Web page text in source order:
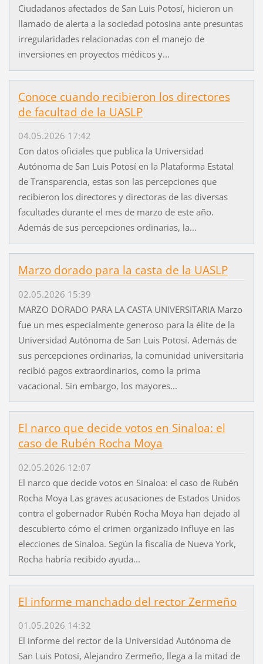
Ciudadanos afectados de San Luis Potosí, hicieron un
llamado de alerta a la sociedad potosina ante presuntas
irregularidades relacionadas con el manejo de
inversiones en proyectos médicos y...
Conoce cuando recibieron los directores
de facultad de la UASLP
04.05.2026 17:42
Con datos oficiales que publica la Universidad
Autónoma de San Luis Potosí en la Plataforma Estatal
de Transparencia, estas son las percepciones que
recibieron los directores y directoras de las diversas
facultades durante el mes de marzo de este año.
Además de sus percepciones ordinarias, la...
Marzo dorado para la casta de la UASLP
02.05.2026 15:39
MARZO DORADO PARA LA CASTA UNIVERSITARIA Marzo
fue un mes especialmente generoso para la élite de la
Universidad Autónoma de San Luis Potosí. Además de
sus percepciones ordinarias, la comunidad universitaria
recibió pagos extraordinarios, como la prima
vacacional. Sin embargo, los mayores...
El narco que decide votos en Sinaloa: el
caso de Rubén Rocha Moya
02.05.2026 12:07
El narco que decide votos en Sinaloa: el caso de Rubén
Rocha Moya Las graves acusaciones de Estados Unidos
contra el gobernador Rubén Rocha Moya han dejado al
descubierto cómo el crimen organizado influye en las
elecciones de Sinaloa. Según la fiscalía de Nueva York,
Rocha habría recibido ayuda...
El informe manchado del rector Zermeño
01.05.2026 14:32
El informe del rector de la Universidad Autónoma de
San Luis Potosí, Alejandro Zermeño, llega a la mitad de